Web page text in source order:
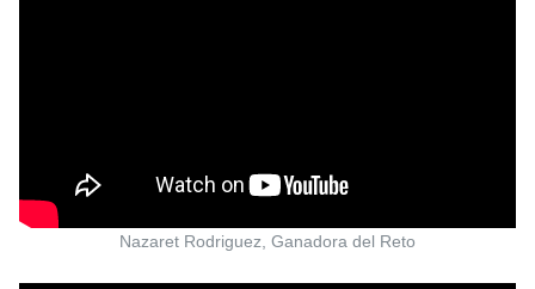
Nazaret Rodriguez, Ganadora del Reto